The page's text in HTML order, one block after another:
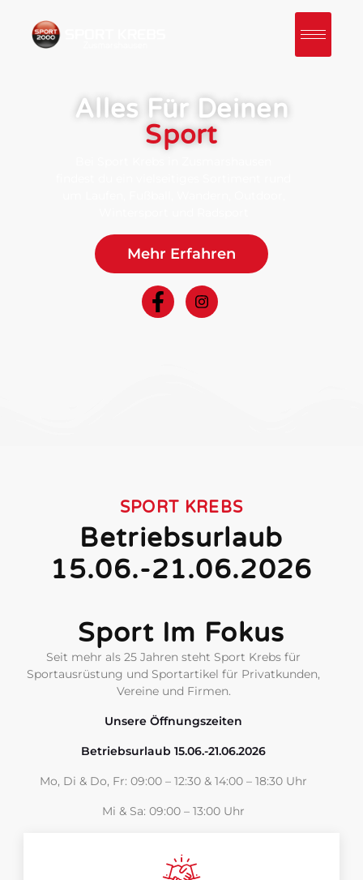
Alles Für Deinen
Sport
Mehr Erfahren
SPORT KREBS
Betriebsurlaub
15.06.-21.06.2026
Sport Im Fokus
Seit mehr als 25 Jahren steht Sport Krebs für
Sportausrüstung und Sportartikel für Privatkunden,
Vereine und Firmen.
Unsere Öffnungszeiten
Betriebsurlaub 15.06.-21.06.2026
Mo, Di & Do, Fr: 09:00 – 12:30 & 14:00 – 18:30 Uhr
Mi & Sa: 09:00 – 13:00 Uhr